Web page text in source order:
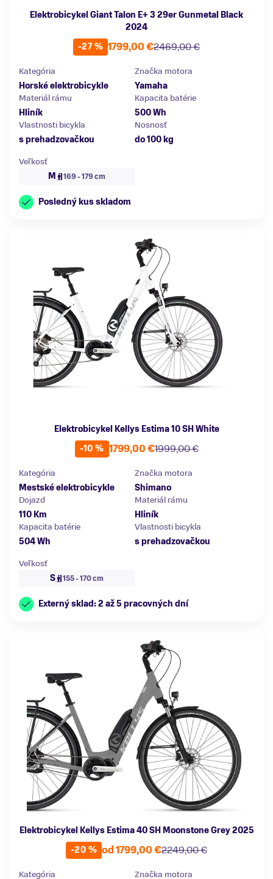
Elektrobicykel Giant Talon E+ 3 29er Gunmetal Black
2024
-27 %
2469,00 €
1799,00 €
Kategória
Horské elektrobicykle
Značka motora
Yamaha
Materiál rámu
Hliník
Kapacita batérie
500 Wh
Vlastnosti bicykla
s prehadzovačkou
Nosnosť
do 100 kg
Veľkosť
M
169 - 179 cm
Posledný kus skladom
Elektrobicykel Kellys Estima 10 SH White
-10 %
1999,00 €
1799,00 €
Kategória
Mestské elektrobicykle
Značka motora
Shimano
Dojazd
110 Km
Materiál rámu
Hliník
Kapacita batérie
504 Wh
Vlastnosti bicykla
s prehadzovačkou
Veľkosť
S
155 - 170 cm
Externý sklad: 2 až 5 pracovných dní
Elektrobicykel Kellys Estima 40 SH Moonstone Grey 2025
-20 %
2249,00 €
od 1799,00 €
Kategória Značka motora